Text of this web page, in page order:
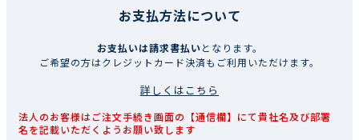
お支払方法について
お支払いは請求書払いとなります。
ご希望の方はクレジットカード決済もご利用いただけます。
詳しくはこちら
法人のお客様はご注文手続き画面の【通信欄】にて貴社名及び部署
名を記載いただくようお願い致します